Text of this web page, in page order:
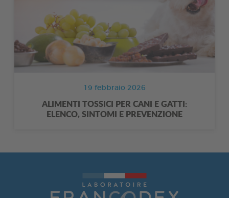
19 febbraio 2026
ALIMENTI TOSSICI PER CANI E GATTI:
ELENCO, SINTOMI E PREVENZIONE